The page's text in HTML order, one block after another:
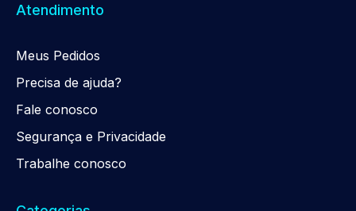
Atendimento
Meus Pedidos
Precisa de ajuda?
Fale conosco
Segurança e Privacidade
Trabalhe conosco